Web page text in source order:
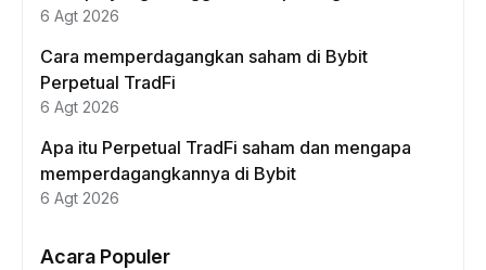
6 Agt 2026
Cara memperdagangkan saham di Bybit
Perpetual TradFi
6 Agt 2026
Apa itu Perpetual TradFi saham dan mengapa
memperdagangkannya di Bybit
6 Agt 2026
Acara Populer